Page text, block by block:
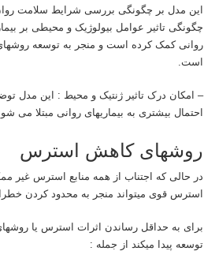
این مدل بر چگونگی بررسی شرایط سلامت
چگونگی تاثیر عوامل بیولوژیک و محیطی بر
روانی کمک کرده است و منجر به توسعه
است.
– امکان درک تاثیر ژنتیک و محیط : این مدل
احتمال بیشتری به بیماریهای روانی مبتلا می
روشهای کاهش استرس
در حالی که اجتناب از همه منابع استرس
استرس قوی میتواند منجر به محدود کردن
برای به حداقل رساندن اثرات استرس یا
توسعه پیدا میکند از جمله :